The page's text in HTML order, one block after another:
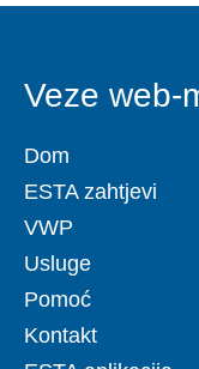
Veze web-
Dom
ESTA zahtjevi
VWP
Usluge
Pomoć
Kontakt